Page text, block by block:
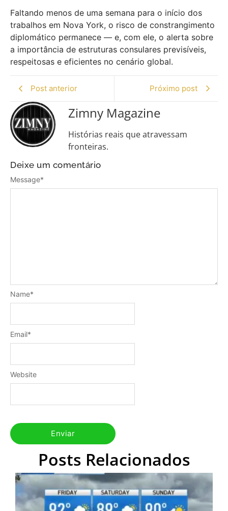
Faltando menos de uma semana para o início dos
trabalhos em Nova York, o risco de constrangimento
diplomático permanece — e, com ele, o alerta sobre
a importância de estruturas consulares previsíveis,
respeitosas e eficientes no cenário global.
Post anterior Próximo post
Zimny Magazine
Histórias reais que atravessam
fronteiras.
Deixe um comentário
Message*
Name*
Email*
Website
Posts Relacionados